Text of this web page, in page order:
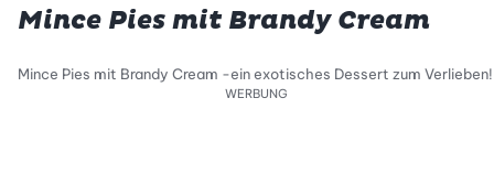
Mince Pies mit Brandy Cream
Mince Pies mit Brandy Cream -ein exotisches Dessert zum Verlieben!
WERBUNG